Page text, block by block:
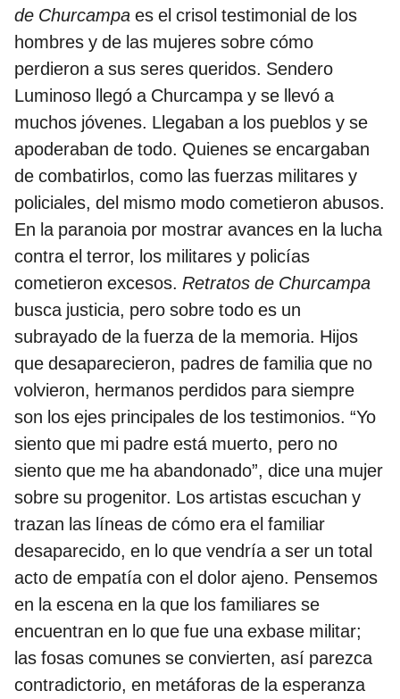
de Churcampa es el crisol testimonial de los
hombres y de las mujeres sobre cómo
perdieron a sus seres queridos. Sendero
Luminoso llegó a Churcampa y se llevó a
muchos jóvenes. Llegaban a los pueblos y se
apoderaban de todo. Quienes se encargaban
de combatirlos, como las fuerzas militares y
policiales, del mismo modo cometieron abusos.
En la paranoia por mostrar avances en la lucha
contra el terror, los militares y policías
cometieron excesos. Retratos de Churcampa
busca justicia, pero sobre todo es un
subrayado de la fuerza de la memoria. Hijos
que desaparecieron, padres de familia que no
volvieron, hermanos perdidos para siempre
son los ejes principales de los testimonios. “Yo
siento que mi padre está muerto, pero no
siento que me ha abandonado”, dice una mujer
sobre su progenitor. Los artistas escuchan y
trazan las líneas de cómo era el familiar
desaparecido, en lo que vendría a ser un total
acto de empatía con el dolor ajeno. Pensemos
en la escena en la que los familiares se
encuentran en lo que fue una exbase militar;
las fosas comunes se convierten, así parezca
contradictorio, en metáforas de la esperanza